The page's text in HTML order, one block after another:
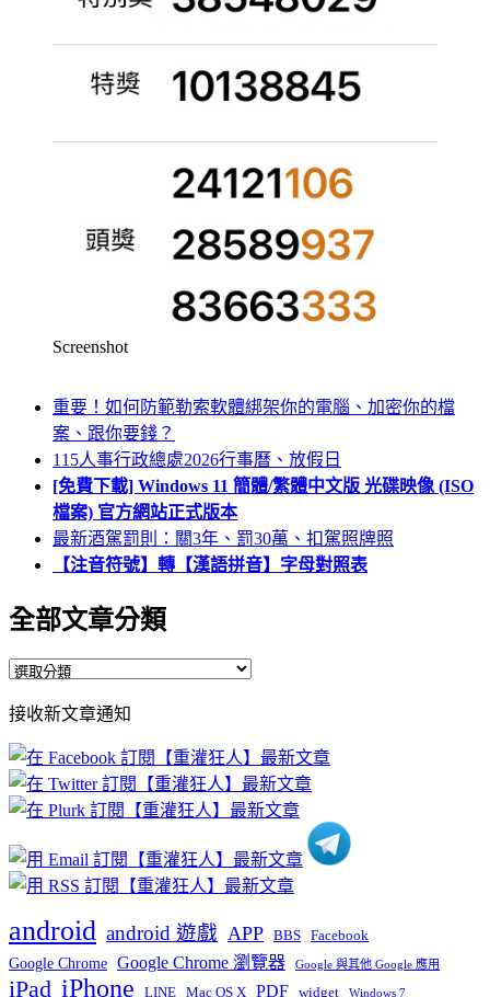
Screenshot
重要！如何防範勒索軟體綁架你的電腦、加密你的檔
案、跟你要錢？
115人事行政總處2026行事曆、放假日
[免費下載] Windows 11 簡體/繁體中文版 光碟映像 (ISO
檔案) 官方網站正式版本
最新酒駕罰則：關3年、罰30萬、扣駕照牌照
【注音符號】轉【漢語拼音】字母對照表
全部文章分類
全
文
章
分
類
接收新文章通知
android android 遊戲 APP BBS Facebook
Google Chrome Google Chrome 瀏覽器 Google 與其他 Google 應用
iPad iPhone LINE Mac OS X PDF widget Windows 7